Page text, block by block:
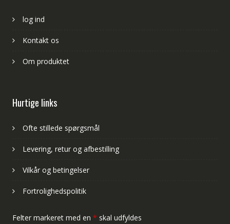
log ind
Kontakt os
Om produktet
Hurtige links
Ofte stillede spørgsmål
Levering, retur og afbestilling
Vilkår og betingelser
Fortrolighedspolitik
Felter markeret med en * skal udfyldes